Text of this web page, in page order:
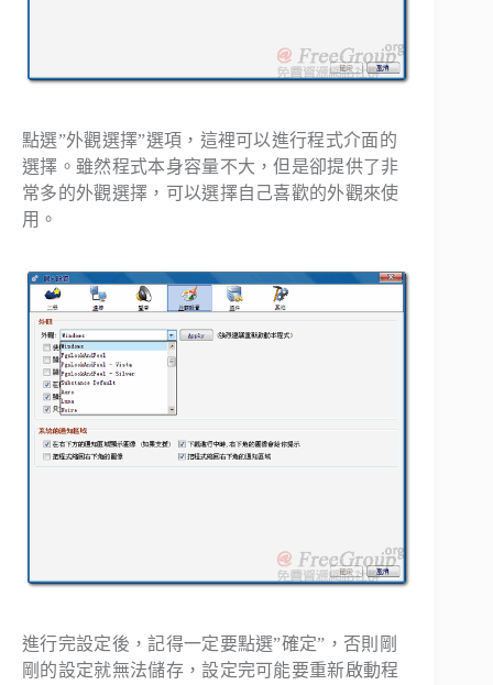
點選”外觀選擇”選項，這裡可以進行程式介面的
選擇。雖然程式本身容量不大，但是卻提供了非
常多的外觀選擇，可以選擇自己喜歡的外觀來使
用。
進行完設定後，記得一定要點選”確定”，否則剛
剛的設定就無法儲存，設定完可能要重新啟動程